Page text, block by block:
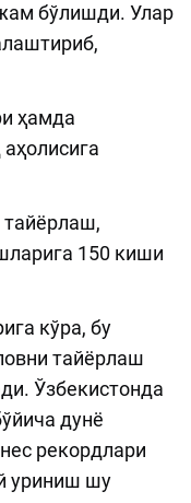
бўлишди. Улар
ҳамда
150 киши
кўра, бу
тайёрлаш
Ўзбекистонда
дунё
рекордлари
уриниш шу